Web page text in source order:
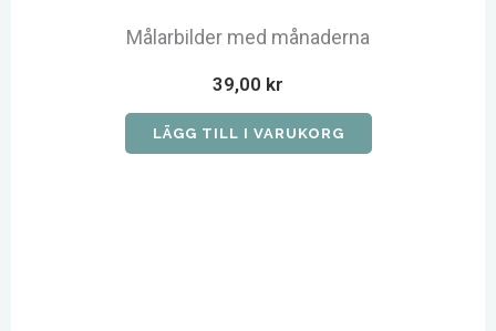
Målarbilder med månaderna
39,00 kr
LÄGG TILL I VARUKORG